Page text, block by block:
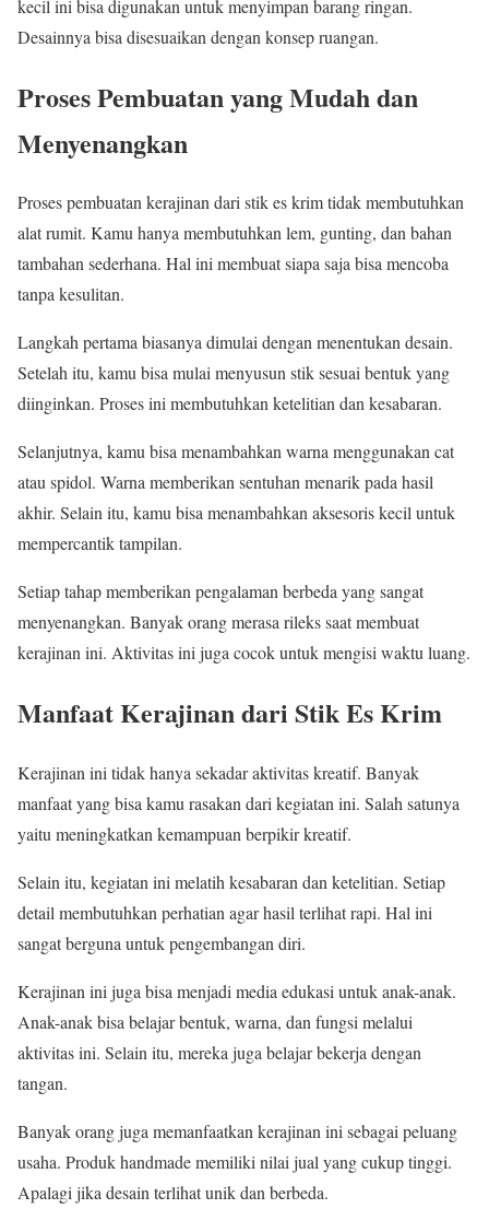
kecil ini bisa digunakan untuk menyimpan barang ringan.
Desainnya bisa disesuaikan dengan konsep ruangan.
Proses Pembuatan yang Mudah dan
Menyenangkan
Proses pembuatan kerajinan dari stik es krim tidak membutuhkan
alat rumit. Kamu hanya membutuhkan lem, gunting, dan bahan
tambahan sederhana. Hal ini membuat siapa saja bisa mencoba
tanpa kesulitan.
Langkah pertama biasanya dimulai dengan menentukan desain.
Setelah itu, kamu bisa mulai menyusun stik sesuai bentuk yang
diinginkan. Proses ini membutuhkan ketelitian dan kesabaran.
Selanjutnya, kamu bisa menambahkan warna menggunakan cat
atau spidol. Warna memberikan sentuhan menarik pada hasil
akhir. Selain itu, kamu bisa menambahkan aksesoris kecil untuk
mempercantik tampilan.
Setiap tahap memberikan pengalaman berbeda yang sangat
menyenangkan. Banyak orang merasa rileks saat membuat
kerajinan ini. Aktivitas ini juga cocok untuk mengisi waktu luang.
Manfaat Kerajinan dari Stik Es Krim
Kerajinan ini tidak hanya sekadar aktivitas kreatif. Banyak
manfaat yang bisa kamu rasakan dari kegiatan ini. Salah satunya
yaitu meningkatkan kemampuan berpikir kreatif.
Selain itu, kegiatan ini melatih kesabaran dan ketelitian. Setiap
detail membutuhkan perhatian agar hasil terlihat rapi. Hal ini
sangat berguna untuk pengembangan diri.
Kerajinan ini juga bisa menjadi media edukasi untuk anak-anak.
Anak-anak bisa belajar bentuk, warna, dan fungsi melalui
aktivitas ini. Selain itu, mereka juga belajar bekerja dengan
tangan.
Banyak orang juga memanfaatkan kerajinan ini sebagai peluang
usaha. Produk handmade memiliki nilai jual yang cukup tinggi.
Apalagi jika desain terlihat unik dan berbeda.